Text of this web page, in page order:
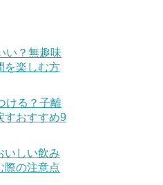
い？無趣味
を楽しむ方
ける？子離
すおすすめ9
いしい飲み
際の注意点